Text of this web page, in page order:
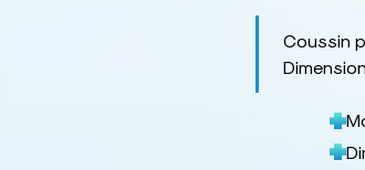
Coussin